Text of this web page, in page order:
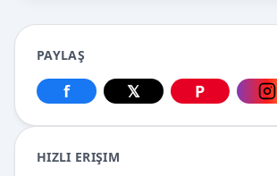
PAYLAŞ
Facebook üzerinden paylaş
f
X üzerinden paylaş
𝕏
Pinterest
P
HIZLI ERIŞIM